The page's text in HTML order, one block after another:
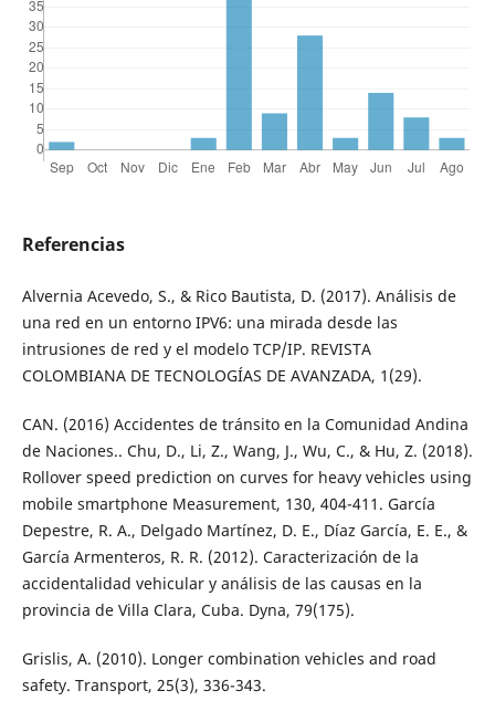
Referencias
Alvernia Acevedo, S., & Rico Bautista, D. (2017). Análisis de
una red en un entorno IPV6: una mirada desde las
intrusiones de red y el modelo TCP/IP. REVISTA
COLOMBIANA DE TECNOLOGÍAS DE AVANZADA, 1(29).
CAN. (2016) Accidentes de tránsito en la Comunidad Andina
de Naciones.. Chu, D., Li, Z., Wang, J., Wu, C., & Hu, Z. (2018).
Rollover speed prediction on curves for heavy vehicles using
mobile smartphone Measurement, 130, 404-411. García
Depestre, R. A., Delgado Martínez, D. E., Díaz García, E. E., &
García Armenteros, R. R. (2012). Caracterización de la
accidentalidad vehicular y análisis de las causas en la
provincia de Villa Clara, Cuba. Dyna, 79(175).
Grislis, A. (2010). Longer combination vehicles and road
safety. Transport, 25(3), 336-343.